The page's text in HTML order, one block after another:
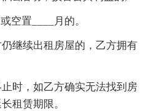
空置____月的。
继续出租房屋的，乙方拥有
时，如乙方确实无法找到房
租赁期限。